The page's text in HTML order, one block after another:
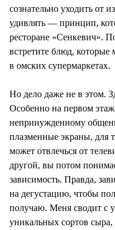
сознательно уходить от
удивлять — принцип,
ресторане «Сенкевич».
встретите блюд, которые
в омских супермаркетах.
Но дело даже не в этом.
Особенно на первом
непринужденному
плазменные экраны, для
может отвлечься от
другой, вы потом
зависимость. Правда,
на дегустацию, чтобы
получаю. Меня сводит с
уникальных сортов